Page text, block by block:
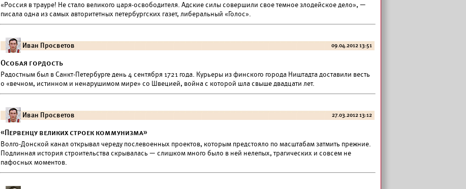
«Россия в трауре! Не стало великого царя-освободителя. Адские силы совершили свое темное злодейское дело», —
писала одна из самых авторитетных петербургских газет, либеральный «Голос».
Иван Просветов 09.04.2012 13:51
Особая гордость
Радостным был в Санкт-Петербурге день 4 сентября 1721 года. Курьеры из финского города Ништадта доставили весть
о «вечном, истинном и ненарушимом мире» со Швецией, война с которой шла свыше двадцати лет.
Иван Просветов 27.03.2012 13:12
«Первенцу великих строек коммунизма»
Волго-Донской канал открывал череду послевоенных проектов, которым предстояло по масштабам затмить прежние.
Подлинная история строительства скрывалась — слишком много было в ней нелепых, трагических и совсем не
пафосных моментов.